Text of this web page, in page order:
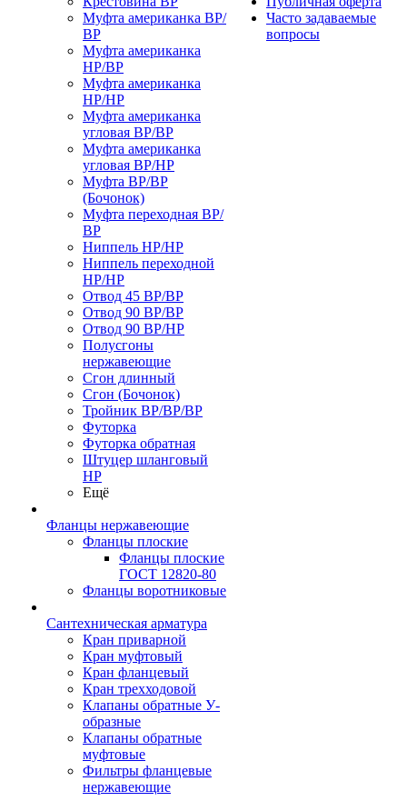
Муфта американка ВР/
ВР
Муфта американка
НР/ВР
Муфта американка
НР/НР
Муфта американка
угловая ВР/ВР
Муфта американка
угловая ВР/НР
Муфта ВР/ВР
(Бочонок)
Муфта переходная ВР/
ВР
Ниппель НР/НР
Ниппель переходной
НР/НР
Отвод 45 ВР/ВР
Отвод 90 ВР/ВР
Отвод 90 ВР/НР
Полусгоны
нержавеющие
Сгон длинный
Сгон (Бочонок)
Тройник ВР/ВР/ВР
Футорка
Футорка обратная
Штуцер шланговый
НР
Ещё
Фланцы нержавеющие
Фланцы плоские
Фланцы плоские
ГОСТ 12820-80
Фланцы воротниковые
Сантехническая арматура
Кран приварной
Кран муфтовый
Кран фланцевый
Кран трехходовой
Клапаны обратные У-
образные
Клапаны обратные
муфтовые
Фильтры фланцевые
нержавеющие
Часто задаваемые
вопросы